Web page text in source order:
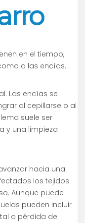
en el tiempo,
a las encías.
Las encías se
al cepillarse o al
suele ser
y una limpieza
hacia una
los tejidos
Aunque puede
pueden incluir
o pérdida de